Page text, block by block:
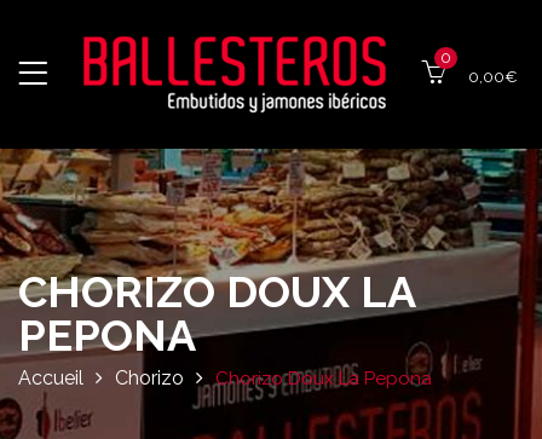
0
0,00€
CHORIZO DOUX LA
PEPONA
Accueil Chorizo Chorizo Doux La Pepona